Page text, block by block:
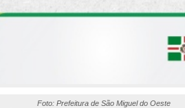
Foto: Prefeitura de São Miguel do Oeste